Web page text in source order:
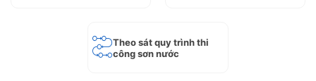
Theo sát quy trình thi
công sơn nước